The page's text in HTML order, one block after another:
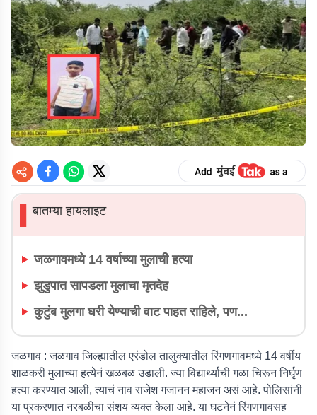
▌बातम्या हायलाइट
जळगावमध्ये 14 वर्षाच्या मुलाची हत्या
झुडुपात सापडला मुलाचा मृतदेह
कुटुंब मुलगा घरी येण्याची वाट पाहत राहिले, पण...
जळगाव : जळगाव जिल्ह्यातील एरंडोल तालुक्यातील रिंगणगावमध्ये 14 वर्षीय
शाळकरी मुलाच्या हत्येनं खळबळ उडाली. ज्या विद्यार्थ्याची गळा चिरून निर्घृण
हत्या करण्यात आली, त्याचं नाव राजेश गजानन महाजन असं आहे. पोलिसांनी
या प्रकरणात नरबळीचा संशय व्यक्त केला आहे. या घटनेनं रिंगणगावसह